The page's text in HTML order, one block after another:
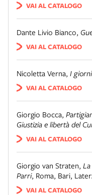
VAI AL CATALOGO
Dante Livio Bianco,
VAI AL CATALOGO
Nicoletta Verna, I
VAI AL CATALOGO
Giorgio Bocca,
Giustizia e libertà del
VAI AL CATALOGO
Giorgio van Straten,
Parri, Roma, Bari,
VAI AL CATALOGO